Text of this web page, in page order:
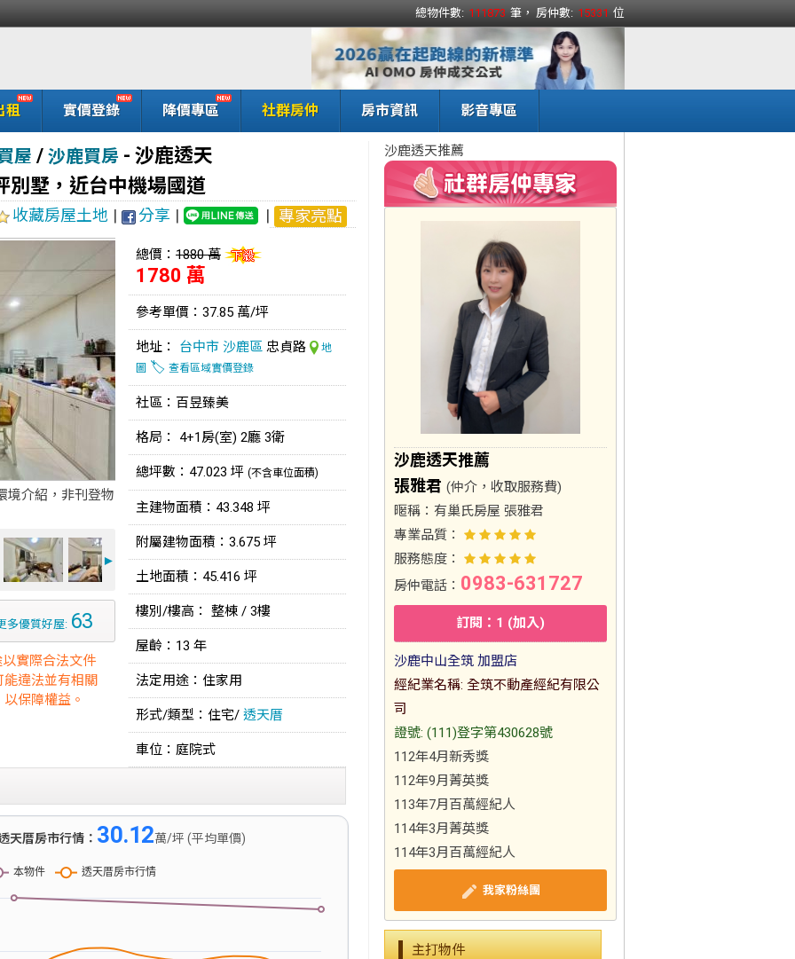
總物件數: 111873 筆， 房仲數: 15331 位
租 實價登錄 降價專區 社群房仲 房市資訊 影音專區
屋 / 沙鹿買房 - 沙鹿透天
別墅，近台中機場國道
收藏房屋土地 | 分享 | | 專家亮點
境介紹，非刊登物
►
多優質好屋: 63
實際合法文件
違法並有相關
保障權益。
總價： 1880 萬
1780 萬
參考單價：37.85 萬/坪
地址： 台中市 沙鹿區 忠貞路
地
圖 🏷️ 查看區域實價登錄
社區：百昱臻美
格局： 4+1房(室) 2廳 3衛
總坪數：47.023 坪 (不含車位面積)
主建物面積：43.348 坪
附屬建物面積：3.675 坪
土地面積：45.416 坪
樓別/樓高： 整棟 / 3樓
屋齡：13 年
法定用途：住家用
形式/類型：住宅/ 透天厝
車位：庭院式
天厝房市行情： 30.12萬/坪 (平均單價)
沙鹿透天推薦
沙鹿透天推薦
張雅君 (仲介，收取服務費)
暱稱： 有巢氏房屋 張雅君
專業品質：
服務態度：
房仲電話： 0983-631727
訂閱：1 (加入)
沙鹿中山全筑 加盟店
經紀業名稱: 全筑不動產經紀有限公
司
證號: (111)登字第430628號
112年4月新秀獎
112年9月菁英獎
113年7月百萬經紀人
114年3月菁英獎
114年3月百萬經紀人
我家粉絲團
主打物件